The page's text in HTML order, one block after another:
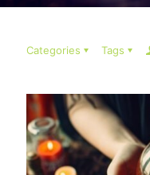
Categories Tags